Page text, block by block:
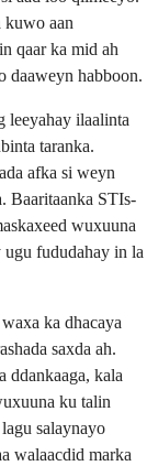
kuwo aan
qaar ka mid ah
daaweyn habboon.
leeyahay ilaalinta
taranka.
afka si weyn
Baaritaanka STIs-
wuxuuna
ugu fududahay in la
ka dhacaya
saxda ah.
ddankaaga, kala
ku talin
salaynayo
walaacdid marka